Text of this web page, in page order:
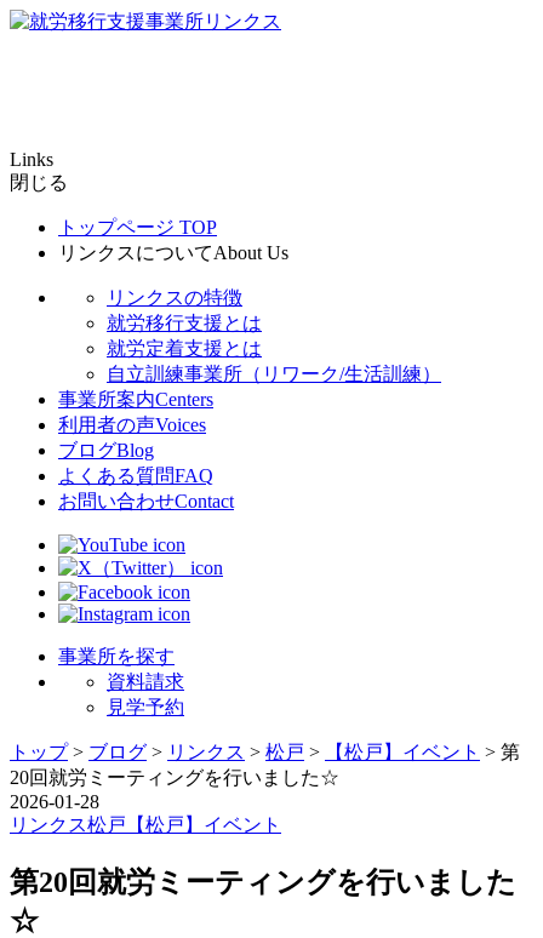
Links
閉じる
トップページ TOP
リンクスについてAbout Us
リンクスの特徴
就労移行支援とは
就労定着支援とは
自立訓練事業所（リワーク/生活訓練）
事業所案内Centers
利用者の声Voices
ブログBlog
よくある質問FAQ
お問い合わせContact
事業所を探す
資料請求
見学予約
トップ> ブログ > リンクス > 松戸 > 【松戸】イベント > 第
20回就労ミーティングを行いました☆
2026-01-28
リンクス松戸 【松戸】イベント
第20回就労ミーティングを行いました
☆